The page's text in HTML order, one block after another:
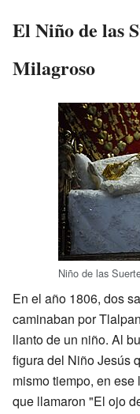
El Niño de las
Milagroso
Niño de las
En el año 1806, dos
caminaban por
llanto de un niño. Al
figura del Niño Jesús
mismo tiempo, en
que llamaron "El ojo